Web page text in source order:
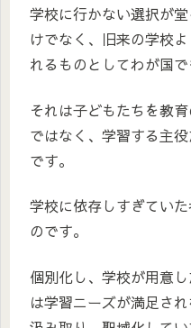
学校に行かない選択が
けでなく、旧来の学校
れるものとしてわが国で
それは子どもたちを教
ではなく、学習する主
です。
学校に依存しすぎてい
のです。
個別化し、学校が用意
は学習ニーズが満足さ